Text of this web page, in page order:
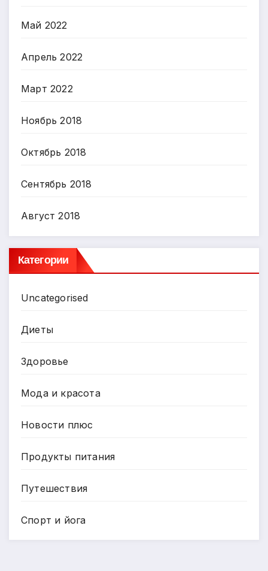
Май 2022
Апрель 2022
Март 2022
Ноябрь 2018
Октябрь 2018
Сентябрь 2018
Август 2018
Категории
Uncategorised
Диеты
Здоровье
Мода и красота
Новости плюс
Продукты питания
Путешествия
Спорт и йога